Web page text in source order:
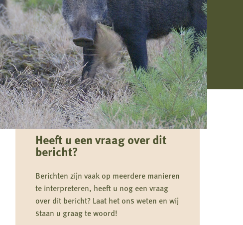
Heeft u een vraag over dit
bericht?
Berichten zijn vaak op meerdere manieren
te interpreteren, heeft u nog een vraag
over dit bericht? Laat het ons weten en wij
staan u graag te woord!